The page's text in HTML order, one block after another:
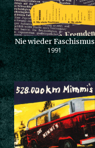
Nie wieder Faschismus
1991